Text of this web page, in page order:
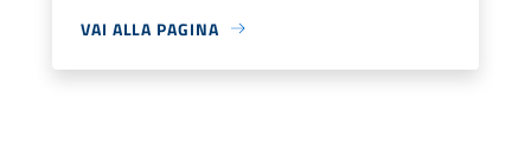
VAI ALLA PAGINA